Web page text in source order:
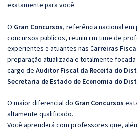
exatamente para você.
O Gran Concursos, referência nacional em
concursos públicos, reuniu um time de
experientes e atuantes nas Carreiras
preparação atualizada e totalmente focada
cargo de Auditor Fiscal da Receita do
Secretaria de Estado de Economia do
O maior diferencial do Gran Concursos
altamente qualificado.
Você aprenderá com professores que,